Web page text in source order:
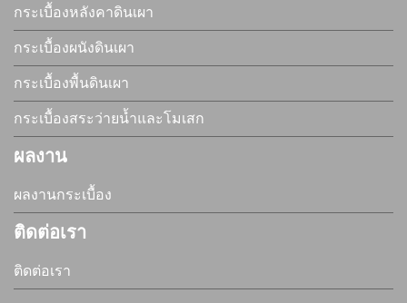
กระเบื้องหลังคาดินเผา
กระเบื้องผนังดินเผา
กระเบื้องพื้นดินเผา
กระเบื้องสระว่ายน้ำและโมเสก
ผลงาน
ผลงานกระเบื้อง
ติดต่อเรา
ติดต่อเรา